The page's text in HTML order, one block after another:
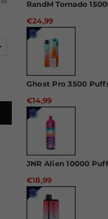
RandM Tornado
€24,99
Ghost Pro 3500
€14,99
JNR Alien 10000
€18,99